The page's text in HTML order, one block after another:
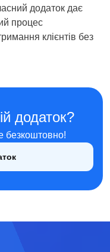
додаток дає
процес
клієнтів без
додаток?
безкоштовно!